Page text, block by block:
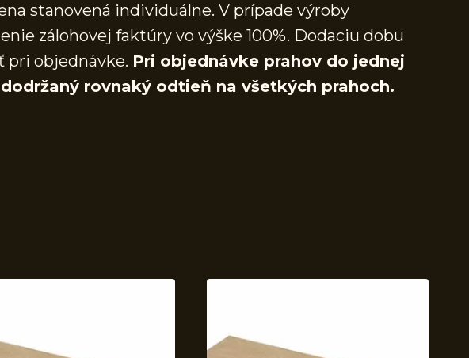
stanovená individuálne. V prípade výroby
zálohovej faktúry vo výške 100%. Dodaciu dobu
pri objednávke. Pri objednávke prahov do jednej
rovnaký odtieň na všetkých prahoch.